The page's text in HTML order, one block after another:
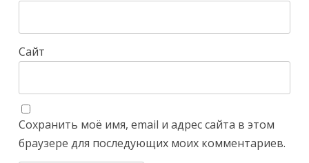
Сайт
Сохранить моё имя, email и адрес сайта в этом
браузере для последующих моих комментариев.